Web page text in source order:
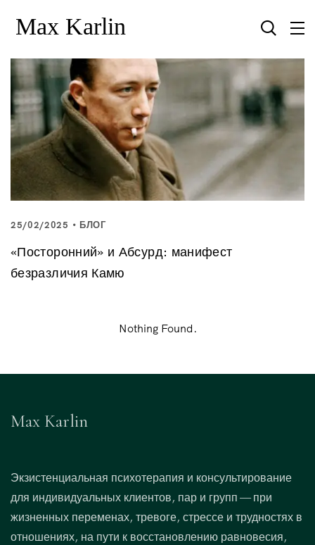
25/02/2025 БЛОГ
«Посторонний» и Абсурд: манифест
безразличия Камю
Nothing Found.
Max Karlin
Экзистенциальная психотерапия и консультирование
для индивидуальных клиентов, пар и групп — при
жизненных переменах, тревоге, стрессе и трудностях в
отношениях, на пути к восстановлению равновесия,